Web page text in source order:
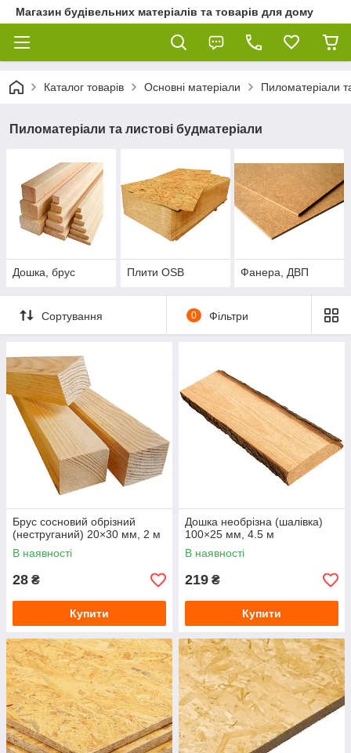
Магазин будівельних матеріалів та товарів для дому
Каталог товарів Основні матеріали Пиломатеріали
Пиломатеріали та листові будматеріали
Дошка, брус Плити OSB Фанера, ДВП
Сортування 0 Фільтри
Брус сосновий обрізний
(неструганий) 20×30 мм, 2 м
В наявності
28 ₴
Купити
Дошка необрізна (шалівка)
100×25 мм, 4.5 м
В наявності
219 ₴
Купити